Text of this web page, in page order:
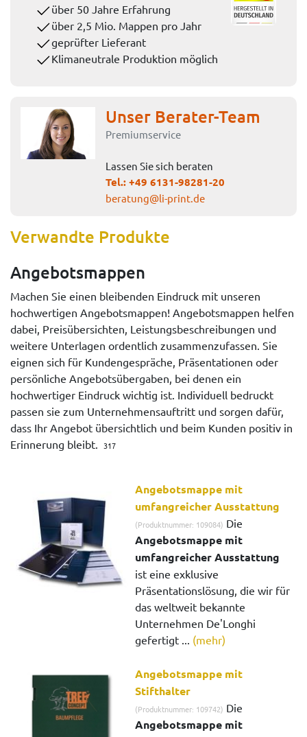
über 50 Jahre Erfahrung
über 2,5 Mio. Mappen pro Jahr
geprüfter Lieferant
Klimaneutrale Produktion möglich
Unser Berater-Team
Premiumservice
Lassen Sie sich beraten
Tel.:+49 6131-98281-20
beratung@li-print.de
Verwandte Produkte
Angebotsmappen
Machen Sie einen bleibenden Eindruck mit unseren
hochwertigen Angebotsmappen! Angebotsmappen helfen
dabei, Preisübersichten, Leistungsbeschreibungen und
weitere Unterlagen ordentlich zusammenzufassen. Sie
eignen sich für Kundengespräche, Präsentationen oder
persönliche Angebotsübergaben, bei denen ein
hochwertiger Eindruck wichtig ist. Individuell bedruckt
passen sie zum Unternehmensauftritt und sorgen dafür,
dass Ihr Angebot übersichtlich und beim Kunden positiv in
Erinnerung bleibt.
317
Angebotsmappe mit
umfangreicher Ausstattung
(Produktnummer: 109084) Die
Angebotsmappe mit
umfangreicher Ausstattung
ist eine exklusive
Präsentationslösung, die wir für
das weltweit bekannte
Unternehmen De'Longhi
gefertigt ... (mehr)
Angebotsmappe mit
Stifthalter
(Produktnummer: 109742) Die
Angebotsmappe mit